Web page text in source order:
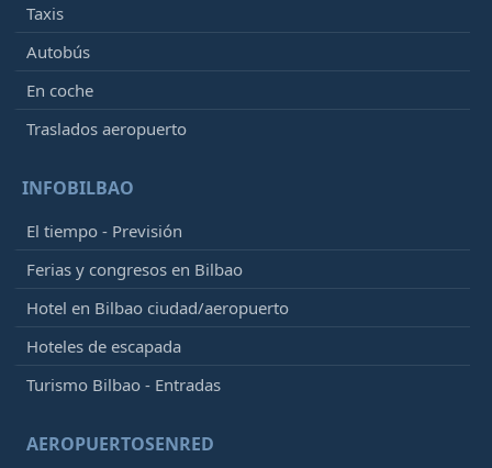
Taxis
Autobús
En coche
Traslados aeropuerto
INFOBILBAO
El tiempo - Previsión
Ferias y congresos en Bilbao
Hotel en Bilbao ciudad/aeropuerto
Hoteles de escapada
Turismo Bilbao - Entradas
AEROPUERTOSENRED